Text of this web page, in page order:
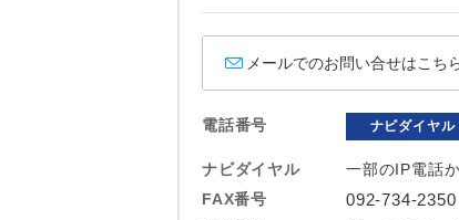
メールでのお問い合せはこち
電話番号 ナビダイヤル
ナビダイヤル
一部のIP電話
FAX番号
092-734-2350
おひと